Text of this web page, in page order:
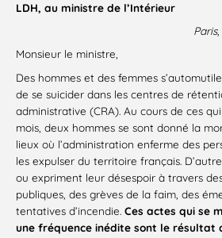
LDH, au ministre de l’Intérieur
Monsieur le ministre,
Des hommes et des femmes
de se suicider dans les centres de
administrative (CRA). Au cours de ces
mois, deux hommes se sont donné la
lieux où l’administration enferme des
les expulser du territoire français.
ou expriment leur désespoir à travers
publiques, des grèves de la faim, des
tentatives d’incendie. Ces actes qui se
une fréquence inédite sont le résultat